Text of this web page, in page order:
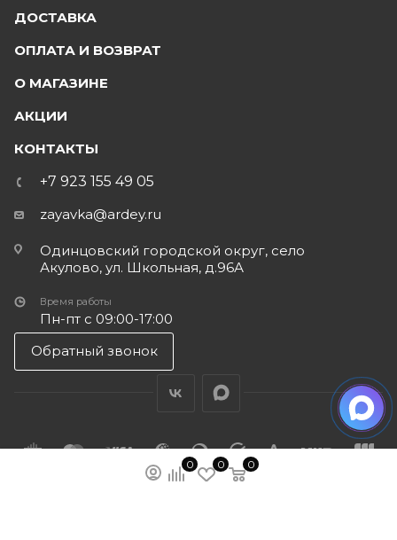
0 0 0
ДОСТАВКА
ОПЛАТА И ВОЗВРАТ
О МАГАЗИНЕ
АКЦИИ
КОНТАКТЫ
+7 923 155 49 05
zayavka@ardey.ru
Одинцовский городской округ, село
Акулово, ул. Школьная, д.96А
Время работы
Пн-пт с 09:00-17:00
Обратный звонок